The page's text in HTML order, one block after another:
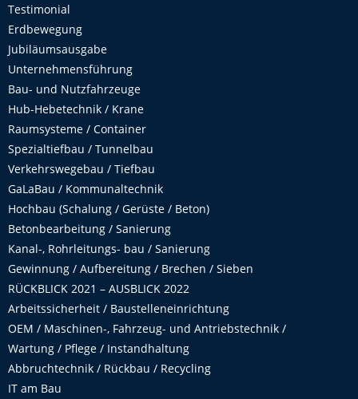
Testimonial
Erdbewegung
Jubiläumsausgabe
Unternehmensführung
Bau- und Nutzfahrzeuge
Hub-Hebetechnik / Krane
Raumsysteme / Container
Spezialtiefbau / Tunnelbau
Verkehrswegebau / Tiefbau
GaLaBau / Kommunaltechnik
Hochbau (Schalung / Gerüste / Beton)
Betonbearbeitung / Sanierung
Kanal-, Rohrleitungs- bau / Sanierung
Gewinnung / Aufbereitung / Brechen / Sieben
RÜCKBLICK 2021 – AUSBLICK 2022
Arbeitssicherheit / Baustelleneinrichtung
OEM / Maschinen-, Fahrzeug- und Antriebstechnik /
Wartung / Pflege / Instandhaltung
Abbruchtechnik / Rückbau / Recycling
IT am Bau